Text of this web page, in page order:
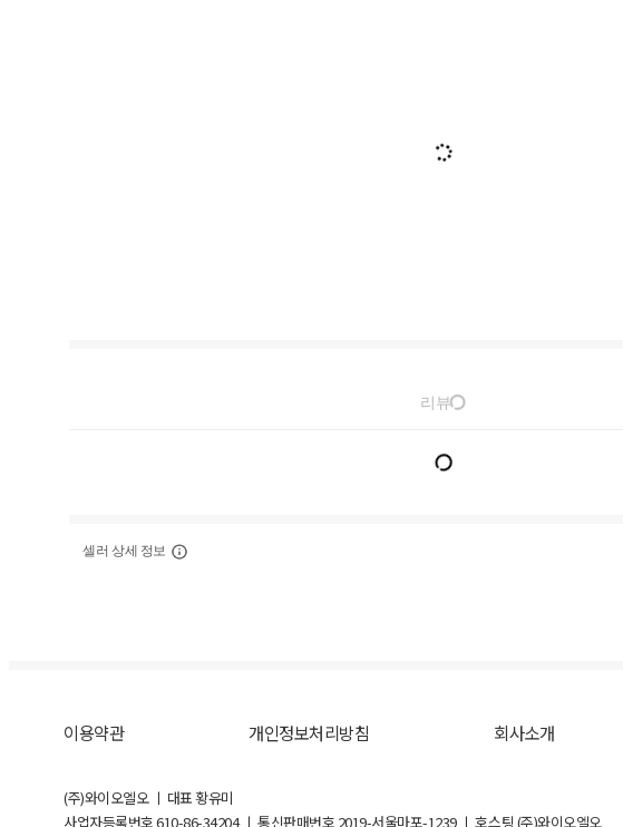
리뷰
셀러 상세 정보
이용약관 개인정보처리방침 회사소개
(주)와이오엘오 ㅣ 대표 황유미
사업자등록번호610-86-34204ㅣ 통신판매번호 2019-서울마포-1239 ㅣ 호스팅 (주)와이오엘오